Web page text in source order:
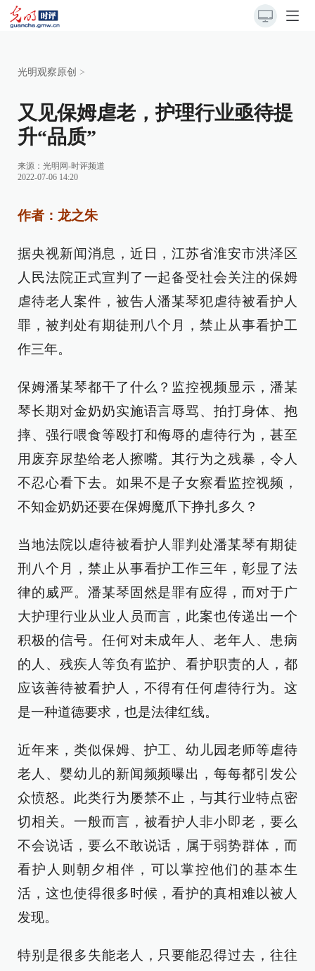
光明观察原创 >
又见保姆虐老，护理行业亟待提
升“品质”
来源： 光明网-时评频道
2022-07-06 14:20
作者：龙之朱
据央视新闻消息，近日，江苏省淮安市洪泽区
人民法院正式宣判了一起备受社会关注的保姆
虐待老人案件，被告人潘某琴犯虐待被看护人
罪，被判处有期徒刑八个月，禁止从事看护工
作三年。
保姆潘某琴都干了什么？监控视频显示，潘某
琴长期对金奶奶实施语言辱骂、拍打身体、抱
摔、强行喂食等殴打和侮辱的虐待行为，甚至
用废弃尿垫给老人擦嘴。其行为之残暴，令人
不忍心看下去。如果不是子女察看监控视频，
不知金奶奶还要在保姆魔爪下挣扎多久？
当地法院以虐待被看护人罪判处潘某琴有期徒
刑八个月，禁止从事看护工作三年，彰显了法
律的威严。潘某琴固然是罪有应得，而对于广
大护理行业从业人员而言，此案也传递出一个
积极的信号。任何对未成年人、老年人、患病
的人、残疾人等负有监护、看护职责的人，都
应该善待被看护人，不得有任何虐待行为。这
是一种道德要求，也是法律红线。
近年来，类似保姆、护工、幼儿园老师等虐待
老人、婴幼儿的新闻频频曝出，每每都引发公
众愤怒。此类行为屡禁不止，与其行业特点密
切相关。一般而言，被看护人非小即老，要么
不会说话，要么不敢说话，属于弱势群体，而
看护人则朝夕相伴，可以掌控他们的基本生
活，这也使得很多时候，看护的真相难以被人
发现。
特别是很多失能老人，只要能忍得过去，往往